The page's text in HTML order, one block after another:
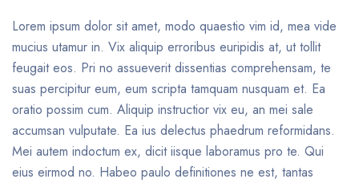
Lorem ipsum dolor sit amet, modo quaestio vim id, mea vide
mucius utamur in. Vix aliquip erroribus euripidis at, ut tollit
feugait eos. Pri no assueverit dissentias comprehensam, te
suas percipitur eum, eum scripta tamquam nusquam et. Ea
oratio possim cum. Aliquip instructior vix eu, an mei sale
accumsan vulputate. Ea ius delectus phaedrum reformidans.
Mei autem indoctum ex, dicit iisque laboramus pro te. Qui
eius eirmod no. Habeo paulo definitiones ne est, tantas